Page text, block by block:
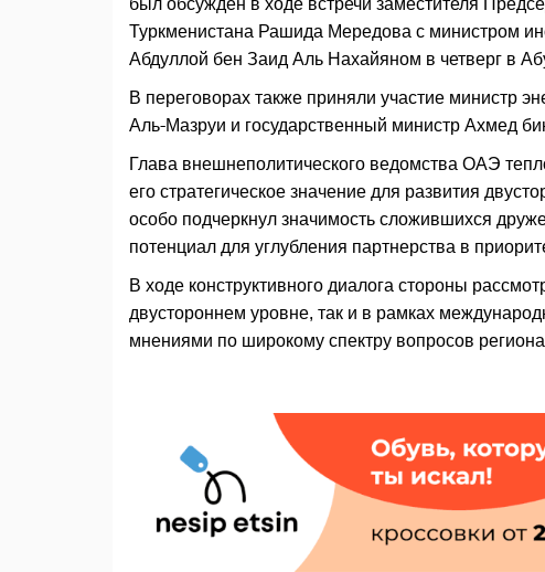
был обсужден в ходе встречи заместителя
Туркменистана Рашида Мередова с министром
Абдуллой бен Заид Аль Нахайяном в четверг в
В переговорах также приняли участие министр
Аль-Мазруи и государственный министр Ахмед
Глава внешнеполитического ведомства ОАЭ
его стратегическое значение для развития
особо подчеркнул значимость сложившихся
потенциал для углубления партнерства в
В ходе конструктивного диалога стороны
двустороннем уровне, так и в рамках
мнениями по широкому спектру вопросов